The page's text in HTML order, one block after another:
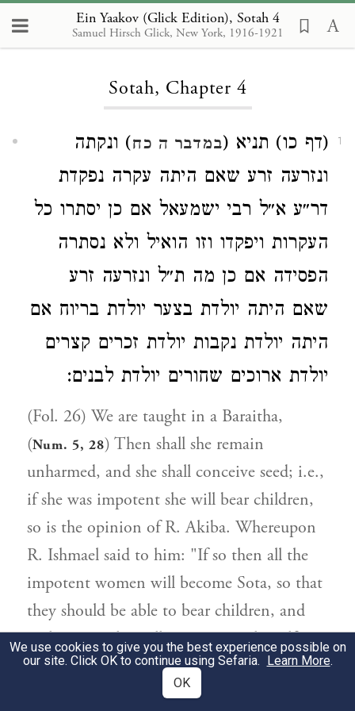
Ein Yaakov (Glick Edition), Sotah 4
Samuel Hirsch Glick, New York, 1916-1921
Loading...
Sotah, Chapter 4
1 (דף כו) תניא (במדבר ה כח) ונקתה
ונזרעה זרע שאם היתה עקרה נפקדת
דר״ע א״ל רבי ישמעאל אם כן יסתרו כל
העקרות ויפקדו וזו הואיל ולא נסתרה
הפסידה אם כן מה ת״ל ונזרעה זרע
שאם היתה יולדת בצער יולדת בריוח אם
היתה יולדת נקבות יולדת זכרים קצרים
יולדת ארוכים שחורים יולדת לבנים:
(Fol. 26) We are taught in a Baraitha,
(Num. 5, 28) Then shall she remain
unharmed, and she shall conceive seed; i.e.,
if she was impotent she will bear children,
so is the opinion of R. Akiba. Whereupon
R. Ishmael said to him: "If so then all the
impotent women will become Sota, so that
they should be able to bear children, and
such a one who will not commit herself to
such an action shall lose such an
opportunity?" "How then should the
We use cookies to give you the best experience possible on
our site. Click OK to continue using Sefaria. Learn More.
OK